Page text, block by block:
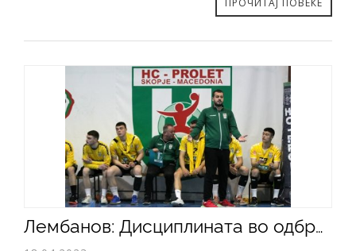
ПРОЧИТАЈ ПОВЕЌЕ
Лембанов: Дисциплината во одбраната мора да биде на највисоко ниво против Алкалоид